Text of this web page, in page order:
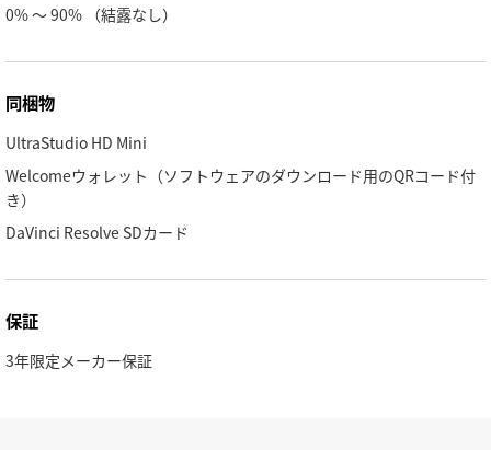
0% 〜 90% （結露なし）
同梱物
UltraStudio HD Mini
Welcomeウォレット（ソフトウェアのダウンロード用のQRコード付
き）
DaVinci Resolve SDカード
保証
3年限定メーカー保証